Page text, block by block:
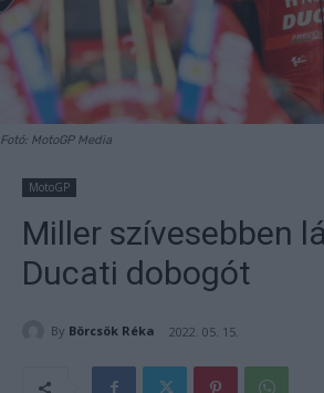
Fotó: MotoGP Media
MotoGP
Miller szívesebben
Ducati dobogót
By Börcsök Réka 2022. 05. 15.